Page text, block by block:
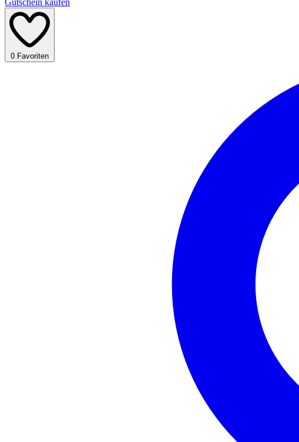
Gutschein kaufen
0 Favoriten